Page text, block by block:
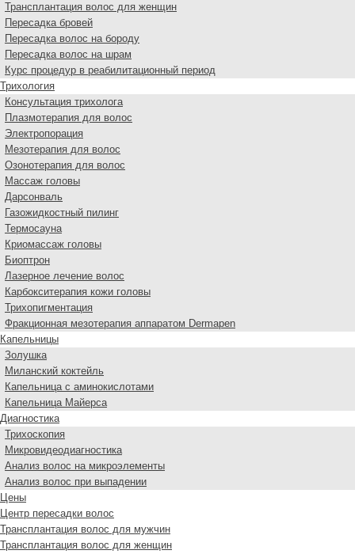
Трансплантация волос для женщин
Пересадка бровей
Пересадка волос на бороду
Пересадка волос на шрам
Курс процедур в реабилитационный период
Трихология
Консультация трихолога
Плазмотерапия для волос
Электропорация
Мезотерапия для волос
Озонотерапия для волос
Массаж головы
Дарсонваль
Газожидкостный пилинг
Термосауна
Криомассаж головы
Биоптрон
Лазерное лечение волос
Карбокситерапия кожи головы
Трихопигментация
Фракционная мезотерапия аппаратом Dermapen
Капельницы
Золушка
Миланский коктейль
Капельница с аминокислотами
Капельница Майерса
Диагностика
Трихоскопия
Микровидеодиагностика
Анализ волос на микроэлементы
Анализ волос при выпадении
Цены
Центр пересадки волос
Трансплантация волос для мужчин
Трансплантация волос для женщин